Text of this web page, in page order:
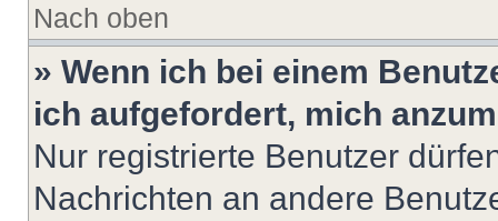
Nach oben
» Wenn ich bei einem
ich aufgefordert, mich
Nur registrierte Benutzer
Nachrichten an andere